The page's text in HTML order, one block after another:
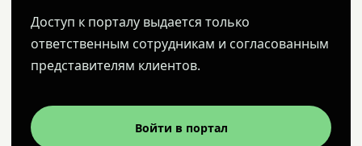
Доступ к порталу выдается только
ответственным сотрудникам и согласованным
представителям клиентов.
Войти в портал